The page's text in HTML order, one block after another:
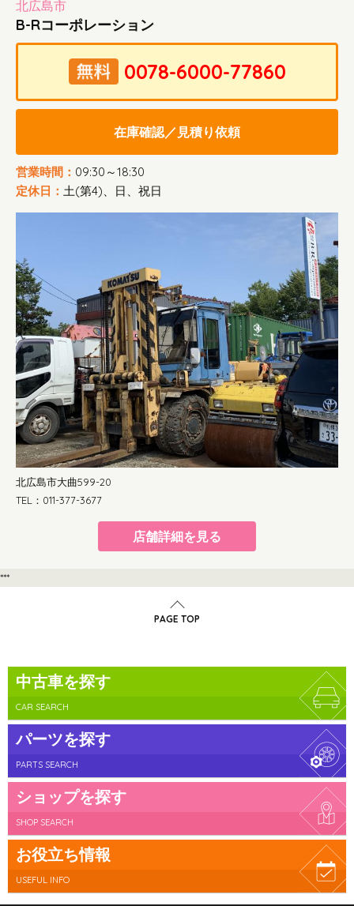
北広島市
B-Rコーポレーション
在庫確認／見積り依頼
営業時間： 09:30～18:30
定休日： 土(第4)、日、祝日
北広島市大曲599-20
TEL：011-377-3677
店舗詳細を見る
***
PAGE TOP
中古車を探す
CAR SEARCH
パーツを探す
PARTS SEARCH
ショップを探す
SHOP SEARCH
お役立ち情報
USEFUL INFO